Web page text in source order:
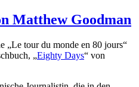
Matthew Goodman
„Le tour du monde en 80 jours“
„Eighty Days“ von